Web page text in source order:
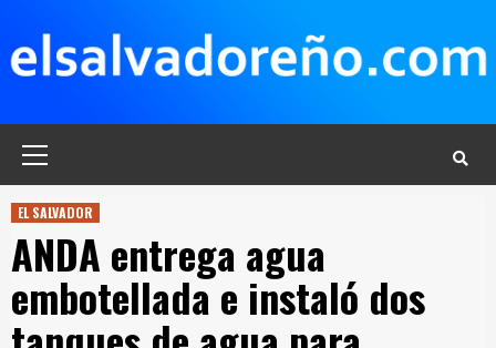
contenido
EL SALVADOR
ANDA entrega agua
embotellada e instaló dos